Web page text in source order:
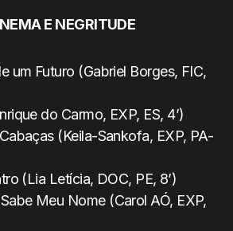
E NEGRITUDE
um Futuro (Gabriel Borges, FIC,
do Carmo, EXP, ES, 4’)
(Keila-Sankofa, EXP, PA-
(Lia Letícia, DOC, PE, 8’)
Meu Nome (Carol AÓ, EXP,